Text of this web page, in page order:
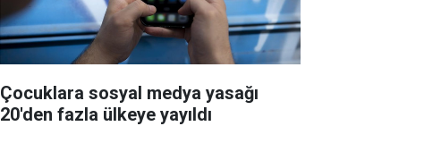
Çocuklara sosyal medya yasağı
20'den fazla ülkeye yayıldı